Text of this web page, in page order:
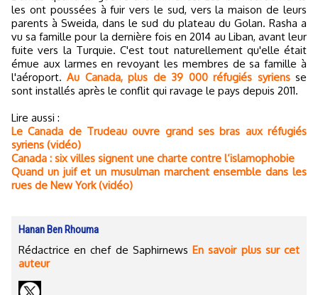
les ont poussées à fuir vers le sud, vers la maison de leurs
parents à Sweida, dans le sud du plateau du Golan. Rasha a
vu sa famille pour la dernière fois en 2014 au Liban, avant leur
fuite vers la Turquie. C'est tout naturellement qu'elle était
émue aux larmes en revoyant les membres de sa famille à
l'aéroport.Au Canada, plus de 39 000 réfugiés syriensse
sont installés après le conflit qui ravage le pays depuis 2011.
Lire aussi :
Le Canada de Trudeau ouvre grand ses bras aux réfugiés
syriens (vidéo)
Canada : six villes signent une charte contre l’islamophobie
Quand un juif et un musulman marchent ensemble dans les
rues de New York (vidéo)
Hanan Ben Rhouma
Rédactrice en chef de SaphirnewsEn savoir plus sur cet
auteur